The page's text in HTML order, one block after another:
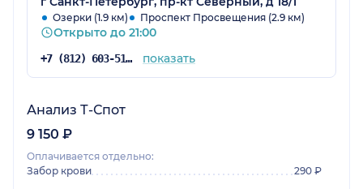
Озерки (1.9 км) Проспект Просвещения (2.9 км)
Открыто до 21:00
+7 (812) 603-51-16 показать
Анализ Т-Спот
9 150 ₽
Оплачивается отдельно:
Забор крови
290 ₽